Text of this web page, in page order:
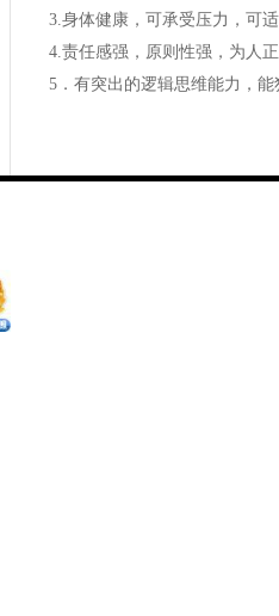
3.身体健康，可承受压力，可
4.责任感强，原则性强，为人
5．有突出的逻辑思维能力，